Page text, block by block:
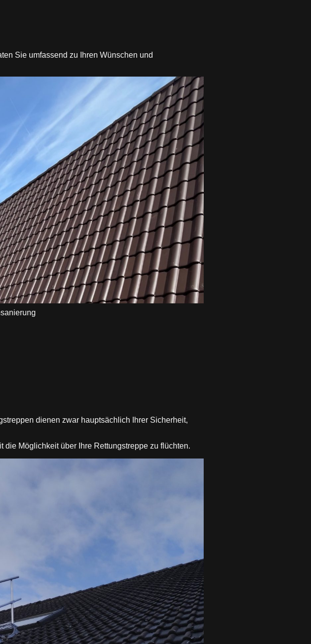
Sie umfassend zu Ihren Wünschen und
dienen zwar hauptsächlich Ihrer Sicherheit,
Möglichkeit über Ihre Rettungstreppe zu flüchten.